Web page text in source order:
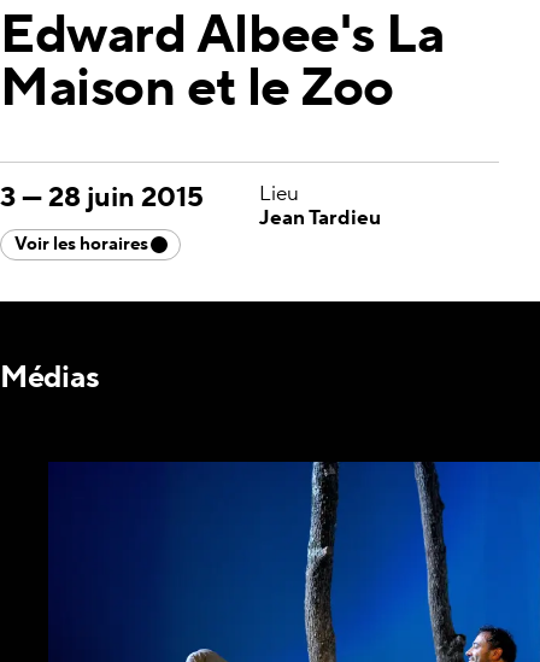
Edward Albee's La
Maison et le Zoo
3—28 juin 2015
Voir les horaires
Lieu
Jean Tardieu
Médias